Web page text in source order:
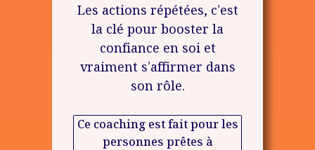
Les actions répétées, c’est
la clé pour booster la
confiance en soi et
vraiment s’affirmer dans
son rôle.
Ce coaching est fait pour les
personnes prêtes à